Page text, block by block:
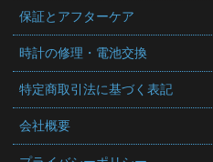
保証とアフターケア
時計の修理・電池交換
特定商取引法に基づく表記
会社概要